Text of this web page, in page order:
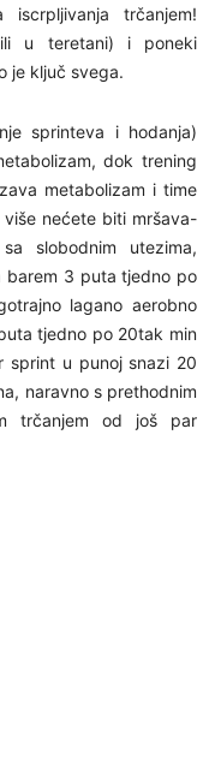
iscrpljivanja trčanjem!
u teretani) i poneki
je ključ svega.
sprinteva i hodanja)
dok trening
metabolizam i time
nećete biti mršava-
slobodnim utezima,
barem 3 puta tjedno po
lagano aerobno
tjedno po 20tak min
sprint u punoj snazi 20
naravno s prethodnim
trčanjem od još par